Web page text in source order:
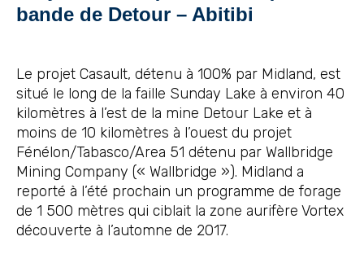
bande de Detour – Abitibi
Le projet Casault, détenu à 100% par Midland, est
situé le long de la faille Sunday Lake à environ 40
kilomètres à l’est de la mine Detour Lake et à
moins de 10 kilomètres à l’ouest du projet
Fénélon/Tabasco/Area 51 détenu par Wallbridge
Mining Company (« Wallbridge »). Midland a
reporté à l’été prochain un programme de forage
de 1 500 mètres qui ciblait la zone aurifère Vortex
découverte à l’automne de 2017.